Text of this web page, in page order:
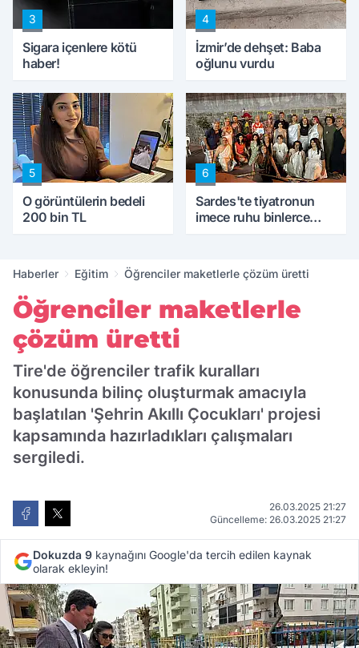
3
Sigara içenlere kötü
haber!
4
İzmir’de dehşet: Baba
oğlunu vurdu
5
O görüntülerin bedeli
200 bin TL
6
Sardes'te tiyatronun
imece ruhu binlerce
Haberler Eğitim Öğrenciler maketlerle çözüm üretti
Öğrenciler maketlerle
çözüm üretti
Tire'de öğrenciler trafik kuralları
konusunda bilinç oluşturmak amacıyla
başlatılan 'Şehrin Akıllı Çocukları' projesi
kapsamında hazırladıkları çalışmaları
sergiledi.
26.03.2025 21:27
Güncelleme: 26.03.2025 21:27
Dokuzda 9 kaynağını Google'da tercih edilen kaynak
olarak ekleyin!